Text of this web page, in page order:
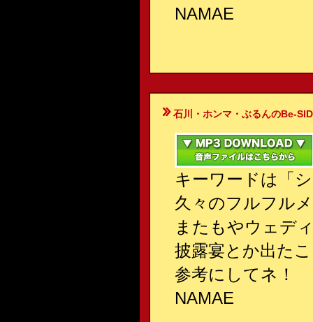
NAMAE
石川・ホンマ・ぶるんのBe-
キーワードは「
久々のフルフル
またもやウェデ
披露宴とか出た
参考にしてネ！
NAMAE